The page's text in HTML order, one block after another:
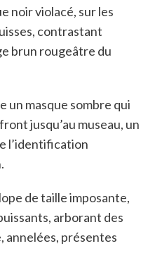
noir violacé, sur les
contrastant
brun rougeâtre du
un masque sombre qui
jusqu’au museau, un
l’identification
de taille imposante,
arborant des
annelées, présentes